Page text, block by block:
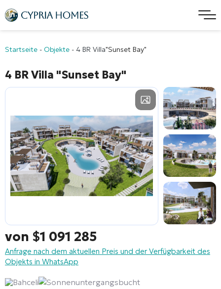
Startseite - Objekte - 4 BR Villa"Sunset Bay"
4 BR Villa "Sunset Bay"
von $1 091 285
Anfrage nach dem aktuellen Preis und der Verfügbarkeit des
Objekts in WhatsApp
Bahceli Sonnenuntergangsbucht